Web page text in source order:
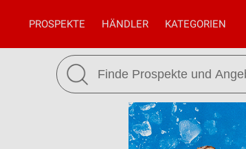
PROSPEKTE HÄNDLER KATEGORIEN